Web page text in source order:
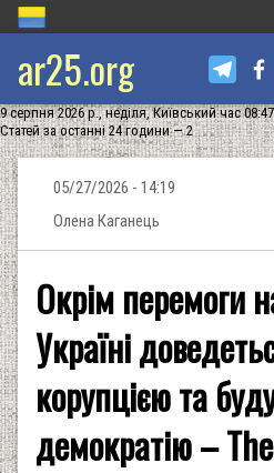
ar25.org
9 серпня 2026 р., неділя, Київський час 08:47
Статей за останні 24 години — 2
05/27/2026 - 14:19
Олена Каганець
Окрім перемоги
Україні
корупцією та
демократію –